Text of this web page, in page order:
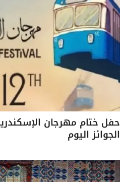
حفل ختام مهرجان
الجوائز اليوم